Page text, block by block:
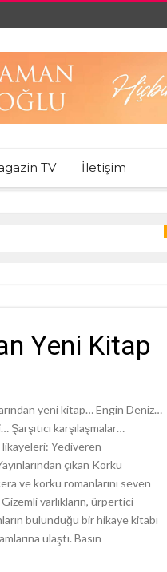
TV İletişim
Yeni Kitap
yeni kitap… Engin Deniz…
karşılaşmalar…
Yediveren
çıkan Korku
ve korku romanlarını seven
varlıkların, ürpertici
bulunduğu bir hikaye kitabı
ulaştı. Basın